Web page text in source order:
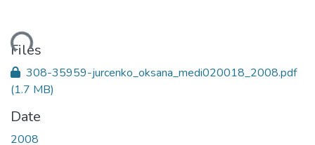
Files
308-35959-jurcenko_oksana_medi020018_2008.pdf
(1.7 MB)
Date
2008